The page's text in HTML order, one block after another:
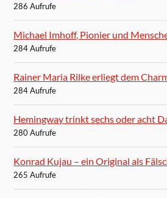
286 Aufrufe
Michael Imhoff, Pionier und
284 Aufrufe
Rainer Maria Rilke erliegt dem
284 Aufrufe
Hemingway trinkt sechs oder acht
280 Aufrufe
Konrad Kujau – ein Original als
265 Aufrufe